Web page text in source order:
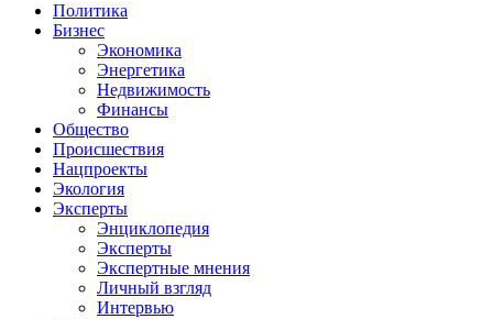
Политика
Бизнес
Экономика
Энергетика
Недвижимость
Финансы
Общество
Происшествия
Нацпроекты
Экология
Эксперты
Энциклопедия
Эксперты
Экспертные мнения
Личный взгляд
Интервью